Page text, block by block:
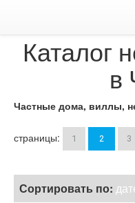
Каталог
в
Частные дома, виллы,
страницы: 1 2 3
Сортировать по: